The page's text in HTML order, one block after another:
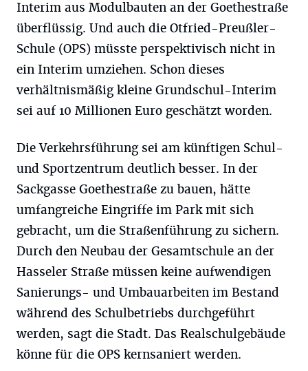
Interim aus Modulbauten an der Goethestraße
überflüssig. Und auch die Otfried-Preußler-
Schule (OPS) müsste perspektivisch nicht in
ein Interim umziehen. Schon dieses
verhältnismäßig kleine Grundschul-Interim
sei auf 10 Millionen Euro geschätzt worden.
Die Verkehrsführung sei am künftigen Schul-
und Sportzentrum deutlich besser. In der
Sackgasse Goethestraße zu bauen, hätte
umfangreiche Eingriffe im Park mit sich
gebracht, um die Straßenführung zu sichern.
Durch den Neubau der Gesamtschule an der
Hasseler Straße müssen keine aufwendigen
Sanierungs- und Umbauarbeiten im Bestand
während des Schulbetriebs durchgeführt
werden, sagt die Stadt. Das Realschulgebäude
könne für die OPS kernsaniert werden.